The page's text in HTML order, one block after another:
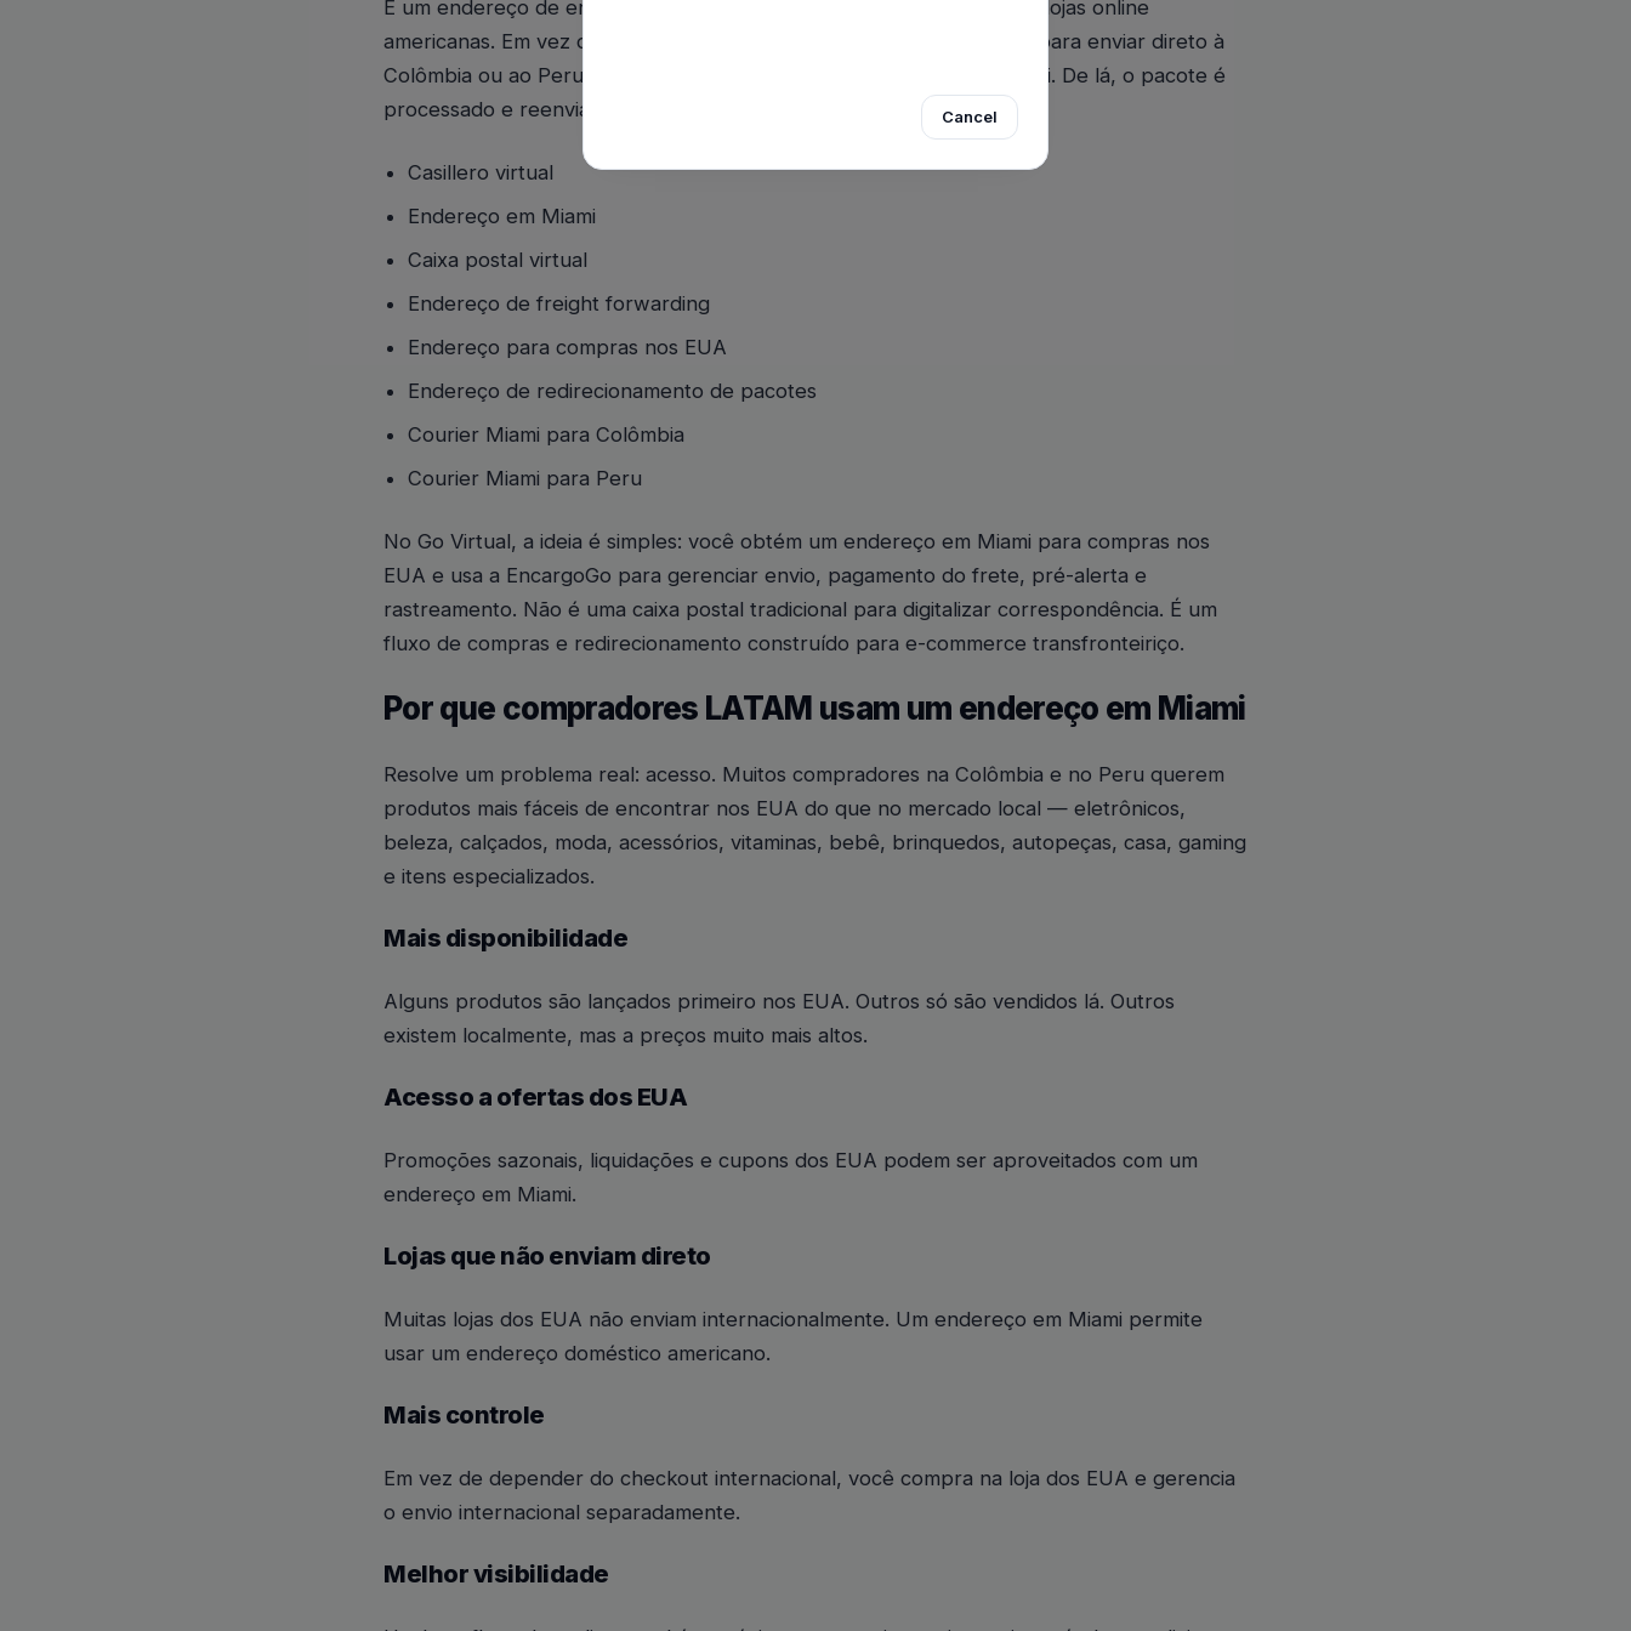
É um endereço de entrega nos EUA usado para receber pacotes de lojas online
americanas. Em vez de pedir à Amazon, Walmart, eBay ou outra loja para enviar direto à
Colômbia ou ao Peru, você envia para o endereço atribuído em Miami. De lá, o pacote é
processado e reenviado para o destino final.
Casillero virtual
Endereço em Miami
Caixa postal virtual
Endereço de freight forwarding
Endereço para compras nos EUA
Endereço de redirecionamento de pacotes
Courier Miami para Colômbia
Courier Miami para Peru
No Go Virtual, a ideia é simples: você obtém um endereço em Miami para compras nos
EUA e usa a EncargoGo para gerenciar envio, pagamento do frete, pré-alerta e
rastreamento. Não é uma caixa postal tradicional para digitalizar correspondência. É um
fluxo de compras e redirecionamento construído para e-commerce transfronteiriço.
Por que compradores LATAM usam um endereço em Miami
Resolve um problema real: acesso. Muitos compradores na Colômbia e no Peru querem
produtos mais fáceis de encontrar nos EUA do que no mercado local — eletrônicos,
beleza, calçados, moda, acessórios, vitaminas, bebê, brinquedos, autopeças, casa, gaming
e itens especializados.
Mais disponibilidade
Alguns produtos são lançados primeiro nos EUA. Outros só são vendidos lá. Outros
existem localmente, mas a preços muito mais altos.
Acesso a ofertas dos EUA
Promoções sazonais, liquidações e cupons dos EUA podem ser aproveitados com um
endereço em Miami.
Lojas que não enviam direto
Muitas lojas dos EUA não enviam internacionalmente. Um endereço em Miami permite
usar um endereço doméstico americano.
Mais controle
Em vez de depender do checkout internacional, você compra na loja dos EUA e gerencia
o envio internacional separadamente.
Melhor visibilidade
Cancel